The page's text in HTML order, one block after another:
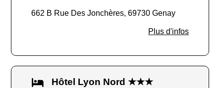
662 B Rue Des Jonchères, 69730 Genay
Plus d'infos
Hôtel Lyon Nord ★★★